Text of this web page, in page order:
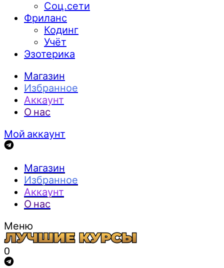
Соц.сети
Фриланс
Кодинг
Учёт
Эзотерика
Магазин
Избранное
Аккаунт
О нас
Мой аккаунт
Магазин
Избранное
Аккаунт
О нас
Меню
0